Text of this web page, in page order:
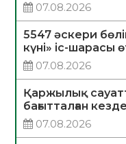
07.08.2026
5547 әскери
күні» іс-шарасы
07.08.2026
Қаржылық
бағытталған
07.08.2026